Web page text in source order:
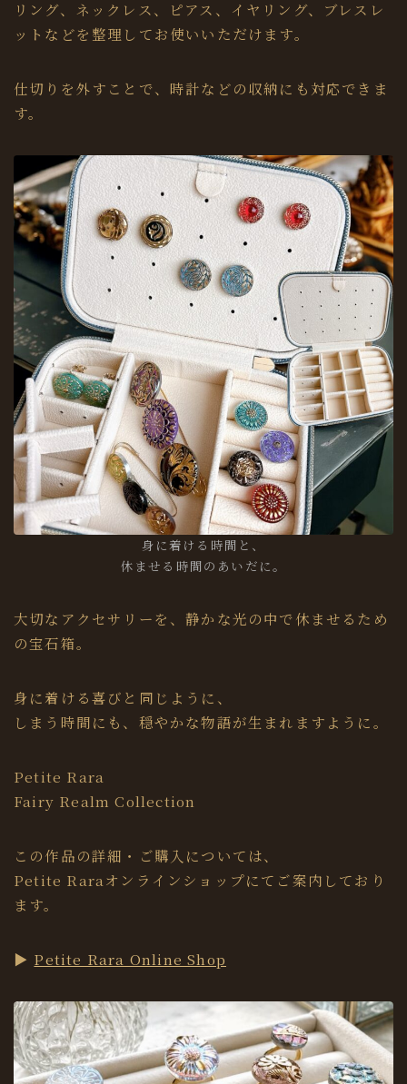
リング、ネックレス、ピアス、イヤリング、ブレスレ
ットなどを整理してお使いいただけます。
仕切りを外すことで、時計などの収納にも対応できま
す。
身に着ける時間と、
休ませる時間のあいだに。
大切なアクセサリーを、静かな光の中で休ませるため
の宝石箱。
身に着ける喜びと同じように、
しまう時間にも、穏やかな物語が生まれますように。
Petite Rara
Fairy Realm Collection
この作品の詳細・ご購入については、
Petite Raraオンラインショップにてご案内しており
ます。
▶ Petite Rara Online Shop